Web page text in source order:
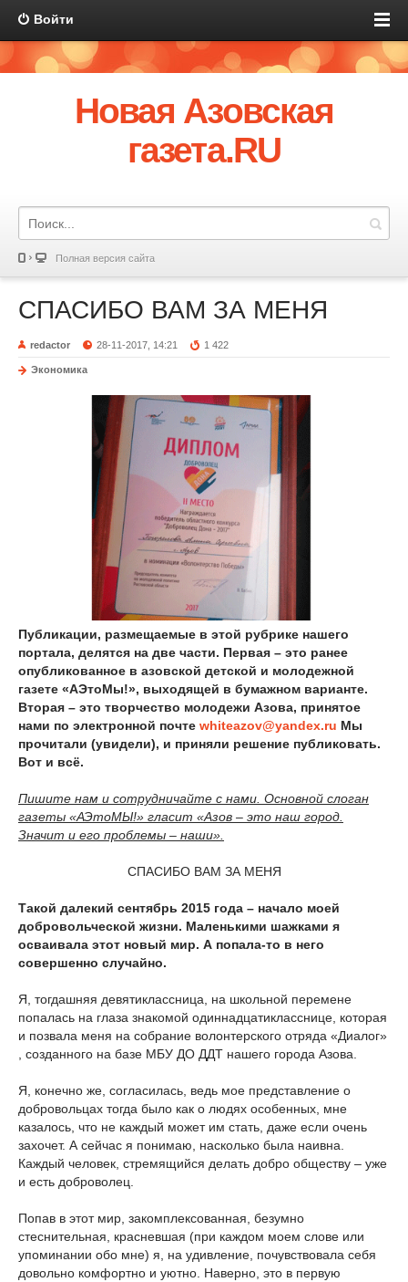
Войти
Новая Азовская
газета.RU
Полная версия сайта
СПАСИБО ВАМ ЗА МЕНЯ
redactor 28-11-2017, 14:21 1 422
Экономика
Публикации, размещаемые в этой рубрике нашего
портала, делятся на две части. Первая – это ранее
опубликованное в азовской детской и молодежной
газете «АЭтоМы!», выходящей в бумажном варианте.
Вторая – это творчество молодежи Азова, принятое
нами по электронной почте whiteazov@yandex.ru Мы
прочитали (увидели), и приняли решение публиковать.
Вот и всё.
Пишите нам и сотрудничайте с нами. Основной слоган
газеты «АЭтоМЫ!» гласит «Азов – это наш город.
Значит и его проблемы – наши».
СПАСИБО ВАМ ЗА МЕНЯ
Такой далекий сентябрь 2015 года – начало моей
добровольческой жизни. Маленькими шажками я
осваивала этот новый мир. А попала-то в него
совершенно случайно.
Я, тогдашняя девятиклассница, на школьной перемене
попалась на глаза знакомой одиннадцатикласснице, которая
и позвала меня на собрание волонтерского отряда «Диалог»
, созданного на базе МБУ ДО ДДТ нашего города Азова.
Я, конечно же, согласилась, ведь мое представление о
добровольцах тогда было как о людях особенных, мне
казалось, что не каждый может им стать, даже если очень
захочет. А сейчас я понимаю, насколько была наивна.
Каждый человек, стремящийся делать добро обществу – уже
и есть доброволец.
Попав в этот мир, закомплексованная, безумно
стеснительная, красневшая (при каждом моем слове или
упоминании обо мне) я, на удивление, почувствовала себя
довольно комфортно и уютно. Наверно, это в первую